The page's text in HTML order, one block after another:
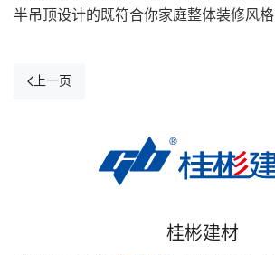
半吊顶设计的既符合你家庭整体装修风格
上一页
桂彬建材